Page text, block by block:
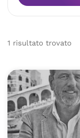
1 risultato trovato